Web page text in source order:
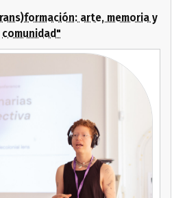
arte, memoria y
comunidad"